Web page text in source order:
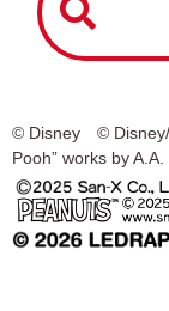
© Disney © Disney/
Pooh” works by